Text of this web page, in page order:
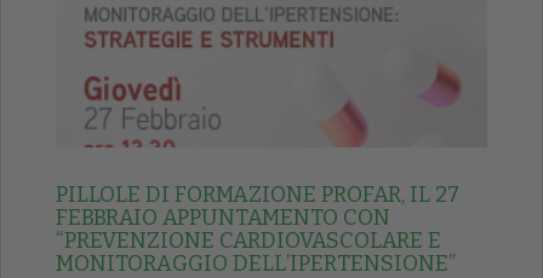
PILLOLE DI FORMAZIONE PROFAR, IL 27
FEBBRAIO APPUNTAMENTO CON
“PREVENZIONE CARDIOVASCOLARE E
MONITORAGGIO DELL’IPERTENSIONE”